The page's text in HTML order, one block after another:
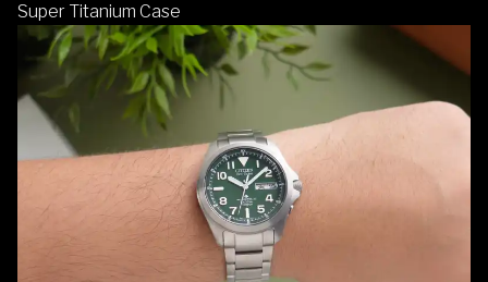
Titanium Strap
(JDM)
Super Titanium Case